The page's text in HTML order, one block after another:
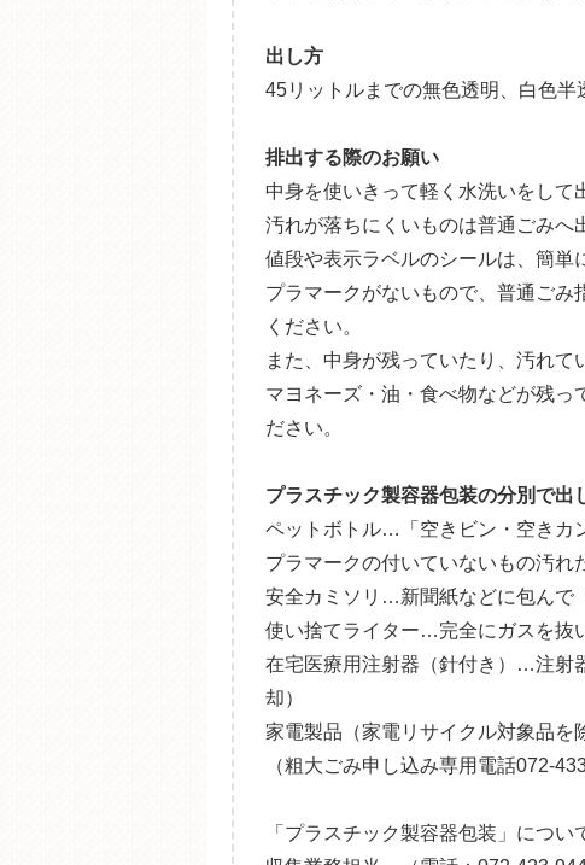
出し方
45リットルまでの無色透明、白色半
排出する際のお願い
中身を使いきって軽く水洗いをして
汚れが落ちにくいものは普通ごみへ
値段や表示ラベルのシールは、簡単
プラマークがないもので、普通ごみ
ください。
また、中身が残っていたり、汚れて
マヨネーズ・油・食べ物などが残っ
ださい。
プラスチック製容器包装の分別で出
ペットボトル…「空きビン・空きカ
プラマークの付いていないもの汚
安全カミソリ…新聞紙などに包んで
使い捨てライター…完全にガスを抜
在宅医療用注射器（針付き）…注射
却）
家電製品（家電リサイクル対象品
（粗大ごみ申し込み専用電話072-
「プラスチック製容器包装」につい